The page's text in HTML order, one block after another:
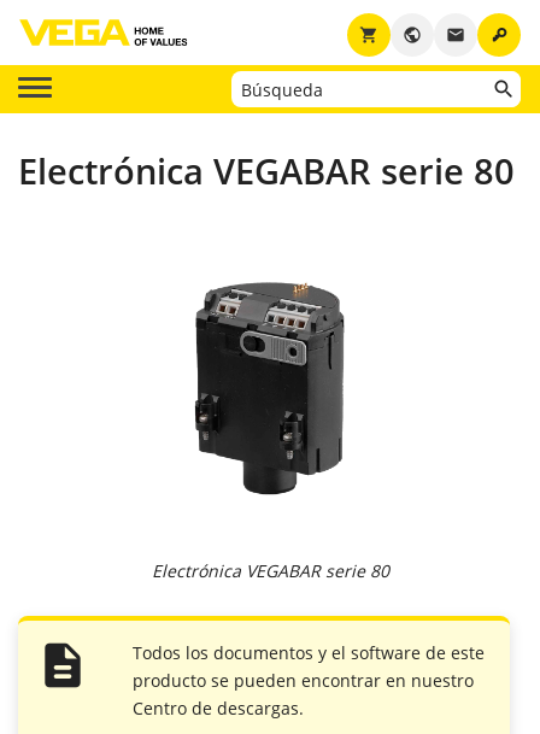
key
email
public
shopping_cart
Electrónica VEGABAR serie 80
Electrónica VEGABAR serie 80
Todos los documentos y el software de este
producto se pueden encontrar en nuestro
Centro de descargas.